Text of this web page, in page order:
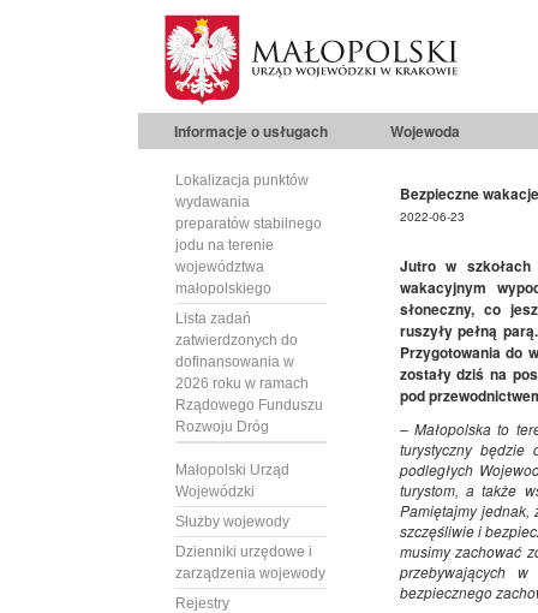
Informacje o usługach Wojewoda
Lokalizacja punktów
wydawania
preparatów stabilnego
jodu na terenie
województwa
małopolskiego
Lista zadań
zatwierdzonych do
dofinansowania w
2026 roku w ramach
Rządowego Funduszu
Rozwoju Dróg
Małopolski Urząd
Wojewódzki
Służby wojewody
Dzienniki urzędowe i
zarządzenia wojewody
Rejestry
Bezpieczne
2022-06-23
Jutro w
wakacyjnym
słoneczny, co
ruszyły pełną
Przygotowania do
zostały dziś na
pod
– Małopolska to
turystyczny będzie
podległych
turystom, a także
Pamiętajmy
szczęśliwie i
musimy zachować
przebywających
bezpiecznego